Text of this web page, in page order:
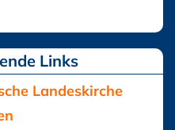
Landeskirche